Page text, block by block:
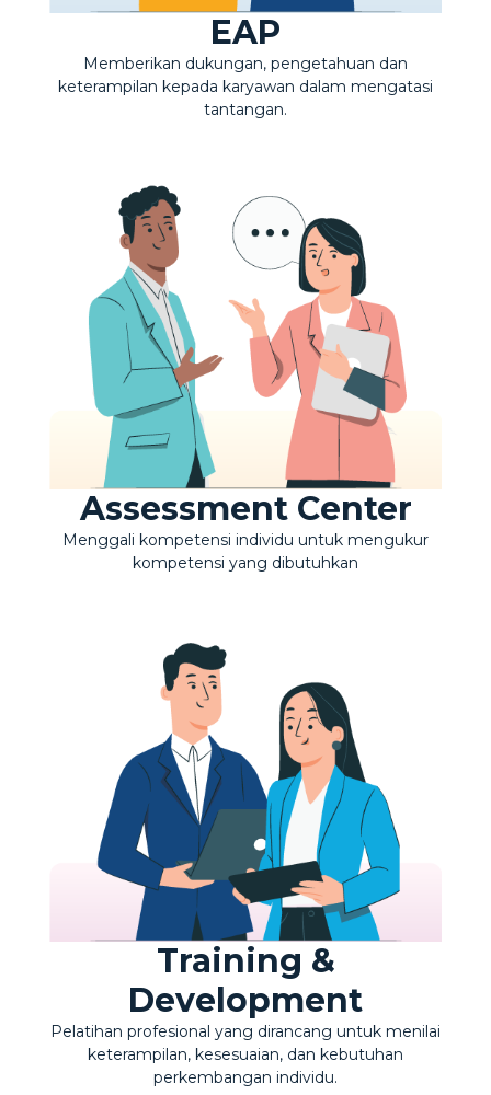
EAP
Memberikan dukungan, pengetahuan dan
keterampilan kepada karyawan dalam mengatasi
tantangan.
Assessment Center
Menggali kompetensi individu untuk mengukur
kompetensi yang dibutuhkan
Training &
Development
Pelatihan profesional yang dirancang untuk menilai
keterampilan, kesesuaian, dan kebutuhan
perkembangan individu.